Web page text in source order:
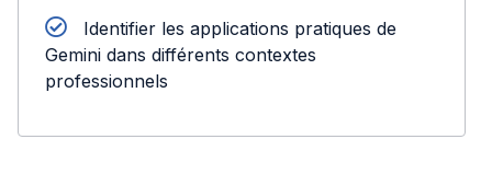
Identifier les applications pratiques de
Gemini dans différents contextes
professionnels